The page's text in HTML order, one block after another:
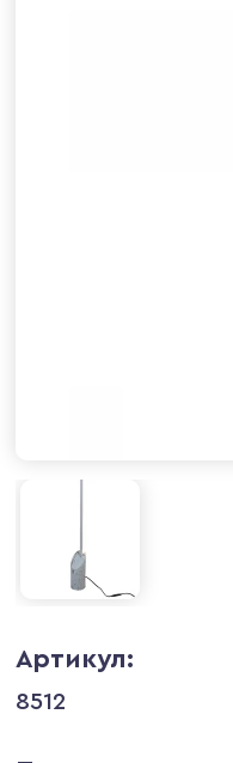
Артикул:
8512